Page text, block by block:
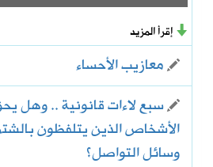
إقرأ المزيد
معازيب الأحساء
سبع لاءات قانونية .. وهل
الأشخاص الذين يتلفظون
وسائل التواصل؟